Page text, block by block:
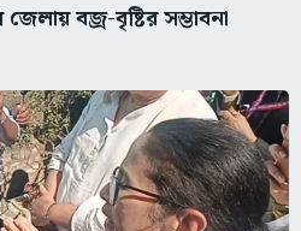
বজ্র-বৃষ্টির সম্ভাবনা